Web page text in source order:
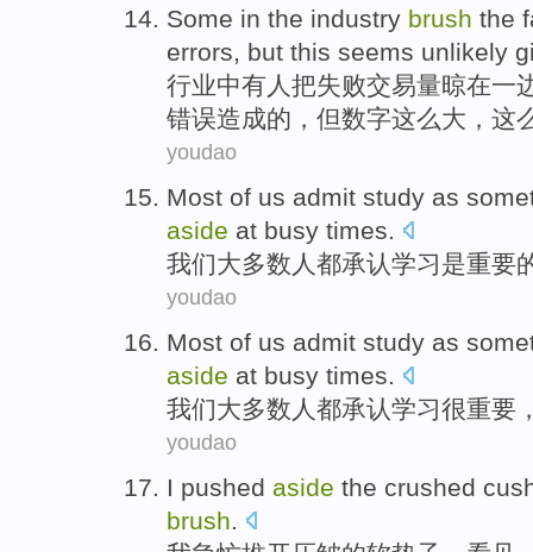
Some in the industry brush the
errors, but this seems unlikely
行业中有人 把失败交易量晾在一
错误造成的， 但数字这么大，这
youdao
Most of us admit study as
aside at busy times.
我们大多数 人 都承认学习是重要
youdao
Most of us admit study as
aside at busy times.
我们大多数 人 都承认学习很重要
youdao
I pushed aside the crushed
brush.